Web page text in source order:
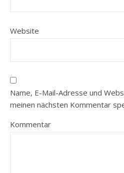
Website
Name, E-Mail-Adresse und
meinen nächsten Kommentar
Kommentar